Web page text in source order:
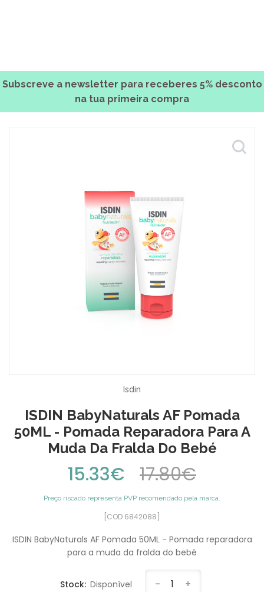
Subscreve a newsletter para receberes 5% desconto
na tua primeira compra
Isdin
ISDIN BabyNaturals AF Pomada
50ML - Pomada Reparadora Para A
Muda Da Fralda Do Bebé
15.33€ 17.80€
Preço riscado representa PVP recomendado pela marca.
[COD 6842088]
ISDIN BabyNaturals AF Pomada 50ML - Pomada reparadora
para a muda da fralda do bebé
Stock: Disponível - 1 +